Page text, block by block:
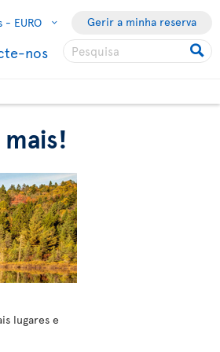
- EURO Gerir a minha reserva
nos
lugares e